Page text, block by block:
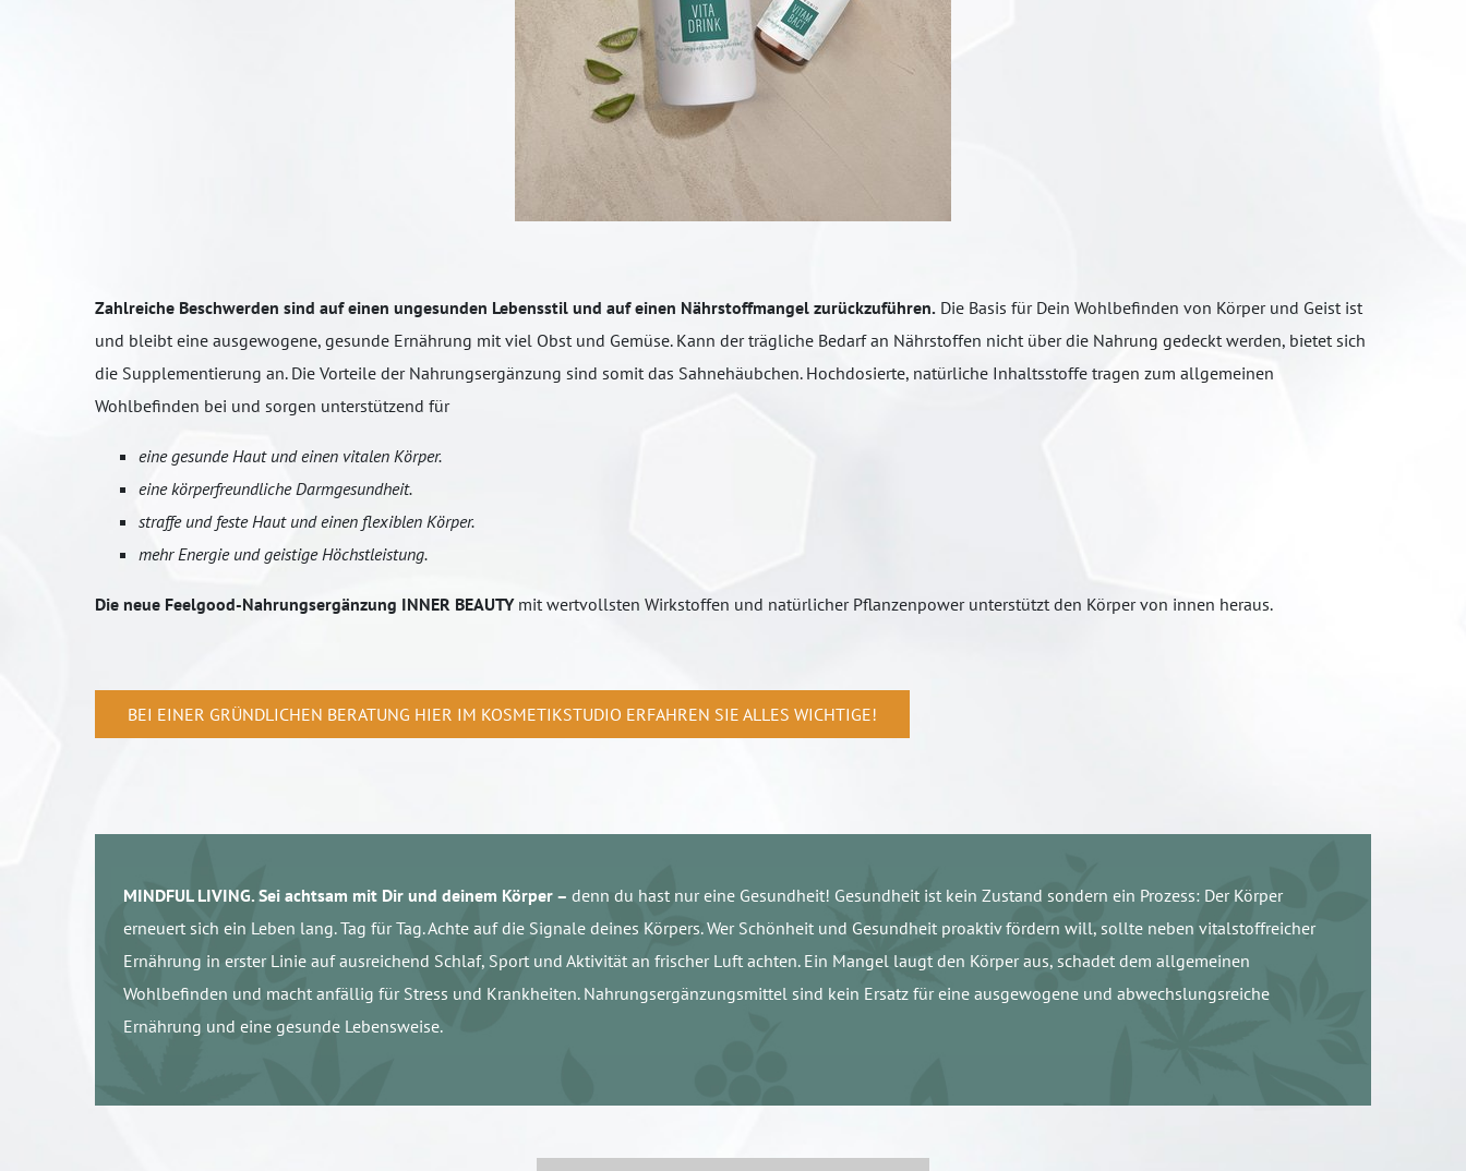
Zahlreiche Beschwerden sind auf einen ungesunden Lebensstil und auf einen Nährstoffmangel zurückzuführen. Die Basis für Dein Wohlbefinden von Körper und Geist ist
und bleibt eine ausgewogene, gesunde Ernährung mit viel Obst und Gemüse. Kann der trägliche Bedarf an Nährstoffen nicht über die Nahrung gedeckt werden, bietet sich
die Supplementierung an. Die Vorteile der Nahrungsergänzung sind somit das Sahnehäubchen. Hochdosierte, natürliche Inhaltsstoffe tragen zum allgemeinen
Wohlbefinden bei und sorgen unterstützend für
eine gesunde Haut und einen vitalen Körper.
eine körperfreundliche Darmgesundheit.
straffe und feste Haut und einen flexiblen Körper.
mehr Energie und geistige Höchstleistung.
Die neue Feelgood-Nahrungsergänzung INNER BEAUTYmit wertvollsten Wirkstoffen und natürlicher Pflanzenpower unterstützt den Körper von innen heraus.
BEI EINER GRÜNDLICHEN BERATUNG HIER IM KOSMETIKSTUDIO ERFAHREN SIE ALLES WICHTIGE!
MINDFUL LIVING. Sei achtsam mit Dir und deinem Körper –denn du hast nur eine Gesundheit! Gesundheit ist kein Zustand sondern ein Prozess: Der Körper
erneuert sich ein Leben lang. Tag für Tag. Achte auf die Signale deines Körpers. Wer Schönheit und Gesundheit proaktiv fördern will, sollte neben vitalstoffreicher
Ernährung in erster Linie auf ausreichend Schlaf, Sport und Aktivität an frischer Luft achten. Ein Mangel laugt den Körper aus, schadet dem allgemeinen
Wohlbefinden und macht anfällig für Stress und Krankheiten. Nahrungsergänzungsmittel sind kein Ersatz für eine ausgewogene und abwechslungsreiche
Ernährung und eine gesunde Lebensweise.